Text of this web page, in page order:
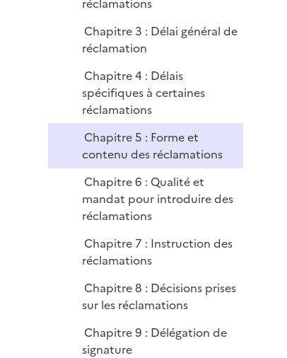
réclamations
Chapitre 3 : Délai général de
réclamation
Chapitre 4 : Délais
spécifiques à certaines
réclamations
Chapitre 5 : Forme et
contenu des réclamations
Chapitre 6 : Qualité et
mandat pour introduire des
réclamations
Chapitre 7 : Instruction des
réclamations
Chapitre 8 : Décisions prises
sur les réclamations
Chapitre 9 : Délégation de
signature